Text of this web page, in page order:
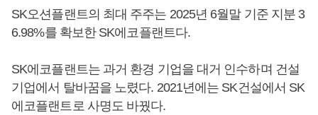
SK오션플랜트의 최대 주주는 2025년 6월말 기준 지분 3
6.98%를 확보한 SK에코플랜트다.
SK에코플랜트는 과거 환경 기업을 대거 인수하며 건설
기업에서 탈바꿈을 노렸다. 2021년에는 SK건설에서 SK
에코플랜트로 사명도 바꿨다.